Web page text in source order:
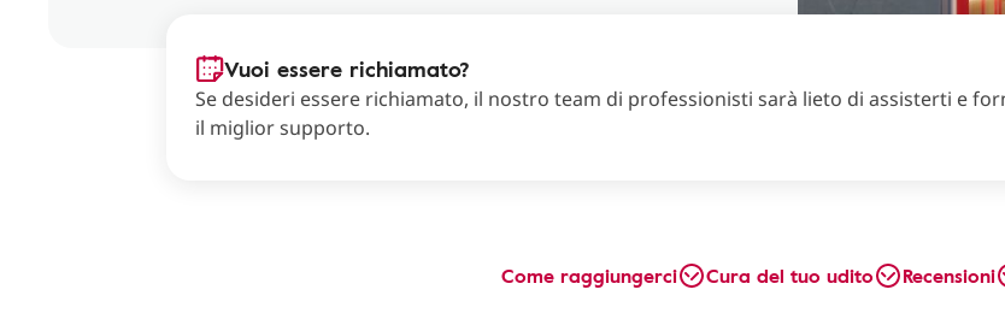
Vuoi essere richiamato?
Se desideri essere richiamato, il nostro team di professionisti sarà lieto di assisterti e
il miglior supporto.
Come raggiungerci Cura del tuo udito Recensioni